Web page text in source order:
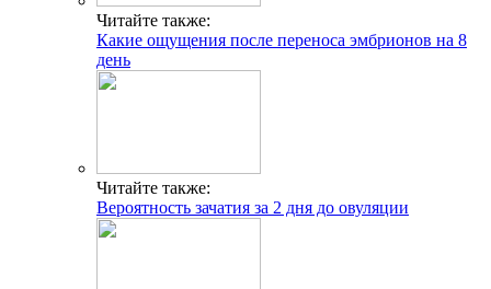
Читайте также:
Какие ощущения после переноса эмбрионов на 8
день
Читайте также:
Вероятность зачатия за 2 дня до овуляции